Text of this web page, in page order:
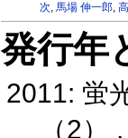
次, 馬場 伸一郎,
発行年
2011: 蛍
（2）